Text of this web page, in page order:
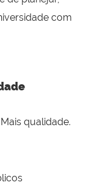
com
qualidade.